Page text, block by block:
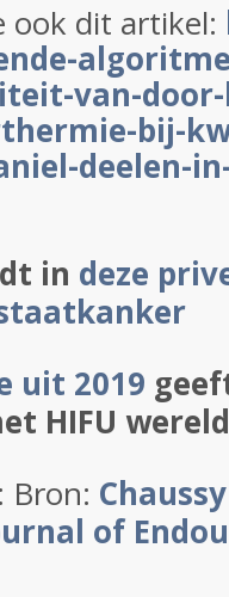
ook dit artikel:
van-
bij-
deelen-
in deze
uit 2019
HIFU
Bron:
of